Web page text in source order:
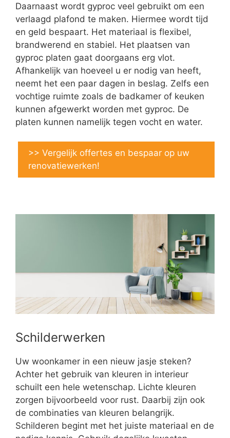
Daarnaast wordt gyproc veel gebruikt om een
verlaagd plafond te maken. Hiermee wordt tijd
en geld bespaart. Het materiaal is flexibel,
brandwerend en stabiel. Het plaatsen van
gyproc platen gaat doorgaans erg vlot.
Afhankelijk van hoeveel u er nodig van heeft,
neemt het een paar dagen in beslag. Zelfs een
vochtige ruimte zoals de badkamer of keuken
kunnen afgewerkt worden met gyproc. De
platen kunnen namelijk tegen vocht en water.
>> Vergelijk offertes en bespaar op uw
renovatiewerken!
Schilderwerken
Uw woonkamer in een nieuw jasje steken?
Achter het gebruik van kleuren in interieur
schuilt een hele wetenschap. Lichte kleuren
zorgen bijvoorbeeld voor rust. Daarbij zijn ook
de combinaties van kleuren belangrijk.
Schilderen begint met het juiste materiaal en de